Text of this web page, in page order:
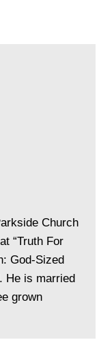
Church
“Truth For
God-Sized
He is married
grown